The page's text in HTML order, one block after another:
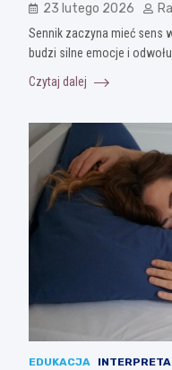
23 lutego 2026
Sennik zaczyna mieć sens
budzi silne emocje i
Czytaj dalej
EDUKACJA